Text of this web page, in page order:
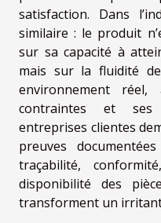
satisfaction. Dans
similaire : le produit
sur sa capacité à
mais sur la fluidité
environnement réel,
contraintes et ses
entreprises clientes
preuves
traçabilité,
disponibilité des
transforment un